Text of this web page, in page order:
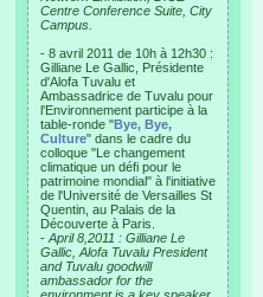
Centre Conference Suite, City
Campus.
- 8 avril 2011 de 10h à 12h30 :
Gilliane Le Gallic, Présidente
d'Alofa Tuvalu et
Ambassadrice de Tuvalu pour
l'Environnement participe à la
table-ronde "Bye, Bye,
Culture" dans le cadre du
colloque "Le changement
climatique un défi pour le
patrimoine mondial" à l'initiative
de l'Université de Versailles St
Quentin, au Palais de la
Découverte à Paris.
- April 8,2011 : Gilliane Le
Gallic, Alofa Tuvalu President
and Tuvalu goodwill
ambassador for the